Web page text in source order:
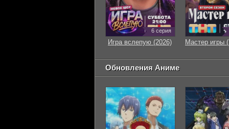
6 серия
Игра вслепую (2026) Мастер игры
Обновления Аниме